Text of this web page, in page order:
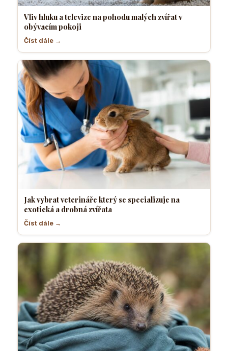
Vliv hluku a televize na pohodu malých zvířat v
obývacím pokoji
Číst dále →
Jak vybrat veterináře který se specializuje na
exotická a drobná zvířata
Číst dále →